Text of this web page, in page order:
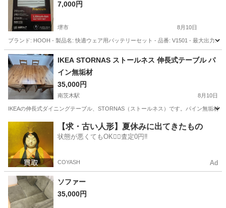
7,000円
堺市 8月10日
ブランド: HOOH - 製品名: 快適ウェア用バッテリーセット - 品番: V1501 - 最大出力:
大阪 堺市
IKEA STORNAS ストールネス 伸長式テーブル パ
イン無垢材
35,000円
南茨木駅 8月10日
IKEAの伸長式ダイニングテーブル、STORNAS（ストールネス）です。パイン無垢材
南茨木駅 ダイニングセット
【求・古い人形】夏休みに出てきたもの
状態が悪くてもOK🙆‍♀️査定0円‼️
COYASH Ad
35,000円